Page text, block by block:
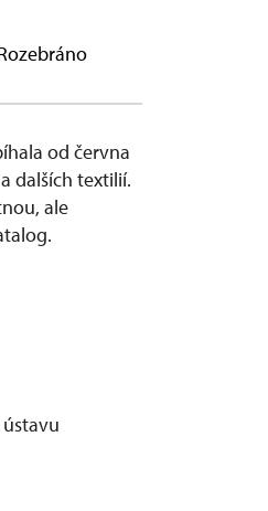
od června
dalších textilií.
ale